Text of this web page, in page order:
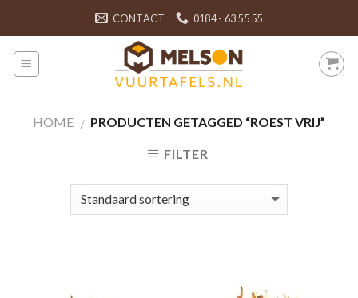
content
CONTACT 0184 - 63 55 55
HOME / PRODUCTEN GETAGGED “ROEST VRIJ”
FILTER